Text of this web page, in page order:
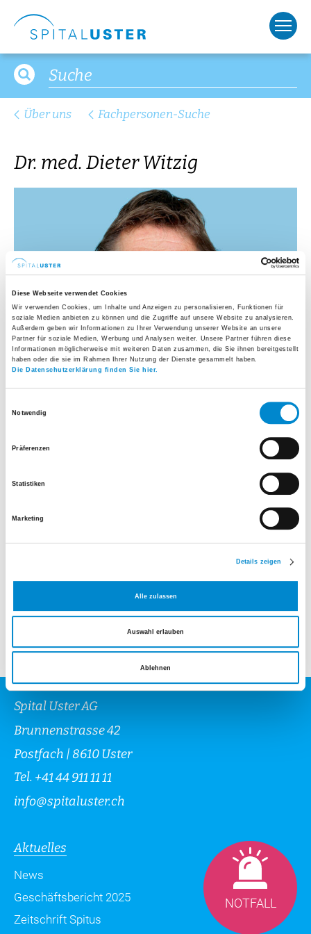
Diese Webseite verwendet Cookies
Wir verwenden Cookies, um Inhalte und Anzeigen zu personalisieren, Funktionen für
soziale Medien anbieten zu können und die Zugriffe auf unsere Website zu analysieren.
Außerdem geben wir Informationen zu Ihrer Verwendung unserer Website an unsere
Partner für soziale Medien, Werbung und Analysen weiter. Unsere Partner führen diese
Informationen möglicherweise mit weiteren Daten zusammen, die Sie ihnen bereitgestellt
haben oder die sie im Rahmen Ihrer Nutzung der Dienste gesammelt haben.
Die Datenschutzerklärung finden Sie hier.
Notwendig
Präferenzen
Statistiken
Marketing
Details zeigen
Alle zulassen
Auswahl erlauben
Ablehnen
Über uns Fachpersonen-Suche
Dr. med. Dieter Witzig
Facharzt für Gynäkologie und Geburtshilfe
NOTFALL
Spital Uster AG
Brunnenstrasse 42
Postfach | 8610 Uster
Tel. +41 44 911 11 11
info@spitaluster.ch
Aktuelles
News
Geschäftsbericht 2025
Zeitschrift Spitus